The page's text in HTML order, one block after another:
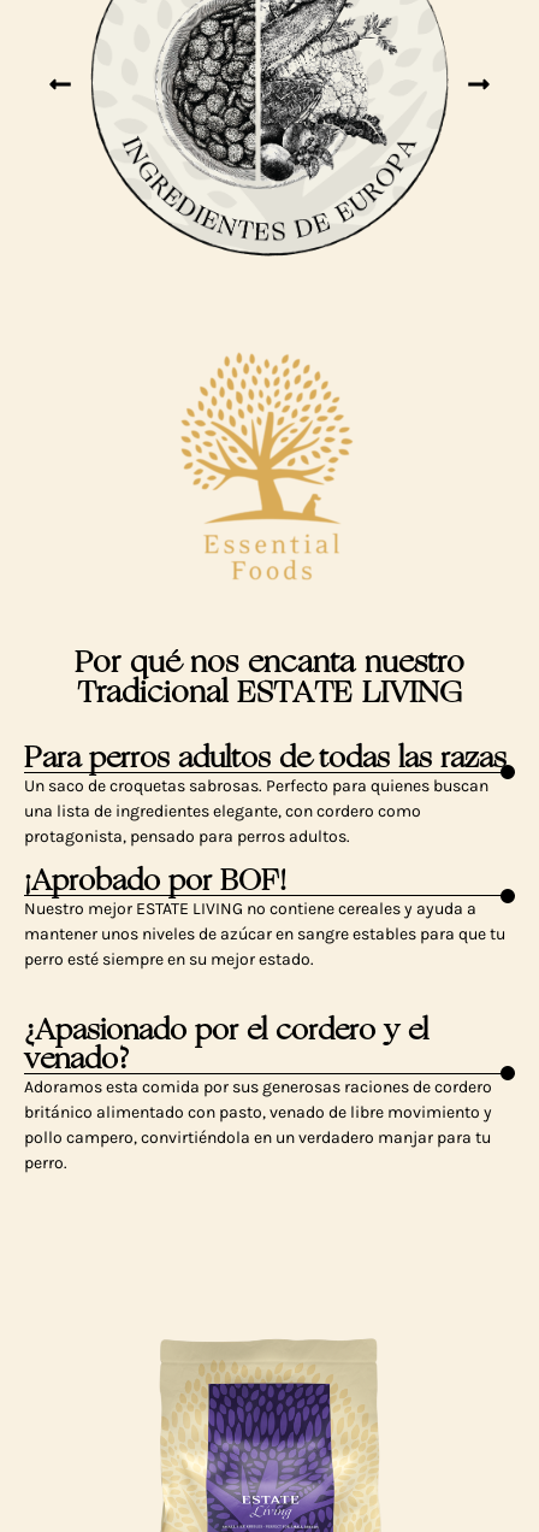
Por qué nos encanta nuestro
Tradicional ESTATE LIVING
Para perros adultos de todas las razas
Un saco de croquetas sabrosas. Perfecto para quienes buscan
una lista de ingredientes elegante, con cordero como
protagonista, pensado para perros adultos.
¡Aprobado por BOF!
Nuestro mejor ESTATE LIVING no contiene cereales y ayuda a
mantener unos niveles de azúcar en sangre estables para que tu
perro esté siempre en su mejor estado.
¿Apasionado por el cordero y el
venado?
Adoramos esta comida por sus generosas raciones de cordero
británico alimentado con pasto, venado de libre movimiento y
pollo campero, convirtiéndola en un verdadero manjar para tu
perro.